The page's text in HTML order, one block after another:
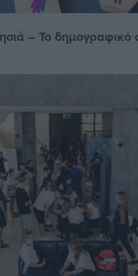
– Το δημογραφικό